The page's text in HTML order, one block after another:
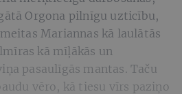
Orgona pilnīgu uzticību,
Mariannas kā laulātās
kā mīļākās un
pasaulīgās mantas. Taču
vēro, kā tiesu vīrs paziņo